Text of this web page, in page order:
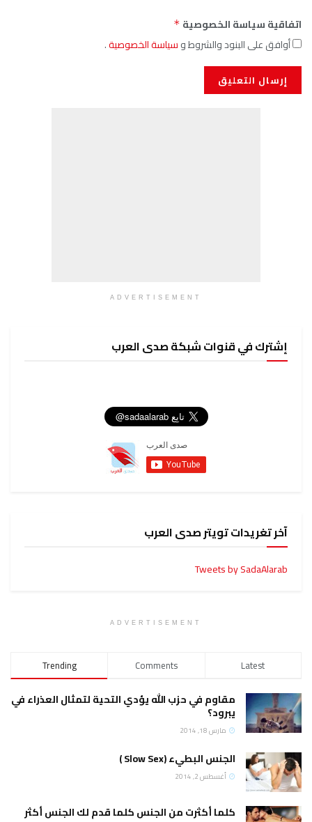
اتفاقية سياسة الخصوصية *
أوافق على البنود والشروط وسياسة الخصوصية.
ADVERTISEMENT
إشترك في قنوات شبكة صدى العرب
آخر تغريدات تويتر صدى العرب
Tweets by SadaAlarab
ADVERTISEMENT
Trending Comments Latest
مقاوم في حزب الله يؤدي التحية لتمثال العذراء في
يبرود؟
مارس 18, 2014
الجنس البطيء (Slow Sex )
أغسطس 2, 2014
كلما أكثرت من الجنس كلما قدم لك الجنس أكثر